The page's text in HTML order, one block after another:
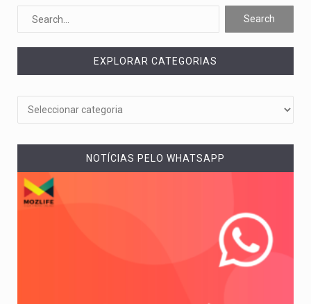
De acordo com as autoridades de saúde da Faixa de…
A polícia moçambicana anunciou a detenção de mais um suspeito…
EXPLORAR CATEGORIAS
NOTÍCIAS PELO WHATSAPP